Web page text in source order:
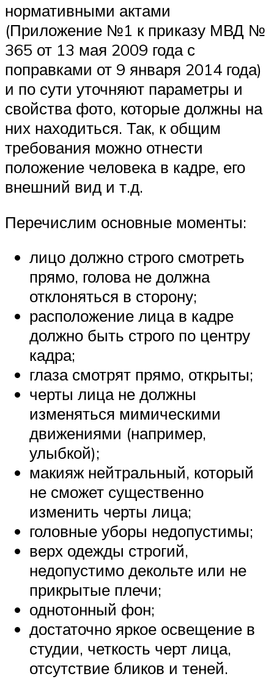
нормативными актами
(Приложение №1 к приказу МВД №
365 от 13 мая 2009 года с
поправками от 9 января 2014 года)
и по сути уточняют параметры и
свойства фото, которые должны на
них находиться. Так, к общим
требования можно отнести
положение человека в кадре, его
внешний вид и т.д.
Перечислим основные моменты:
лицо должно строго смотреть
прямо, голова не должна
отклоняться в сторону;
расположение лица в кадре
должно быть строго по центру
кадра;
глаза смотрят прямо, открыты;
черты лица не должны
изменяться мимическими
движениями (например,
улыбкой);
макияж нейтральный, который
не сможет существенно
изменить черты лица;
головные уборы недопустимы;
верх одежды строгий,
недопустимо декольте или не
прикрытые плечи;
однотонный фон;
достаточно яркое освещение в
студии, четкость черт лица,
отсутствие бликов и теней.